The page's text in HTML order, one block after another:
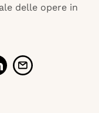
delle opere in